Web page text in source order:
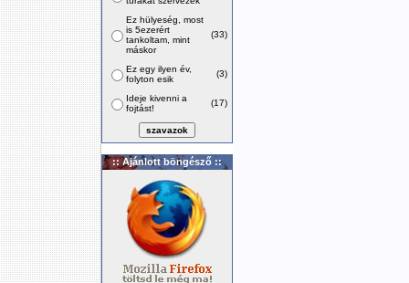
Ez hülyeség, most
is 5ezerért
tankoltam, mint
máskor
(33)
Ez egy ilyen év,
folyton esik
(3)
Ideje kivenni a
fojtást!
(17)
:: Ajánlott böngésző ::